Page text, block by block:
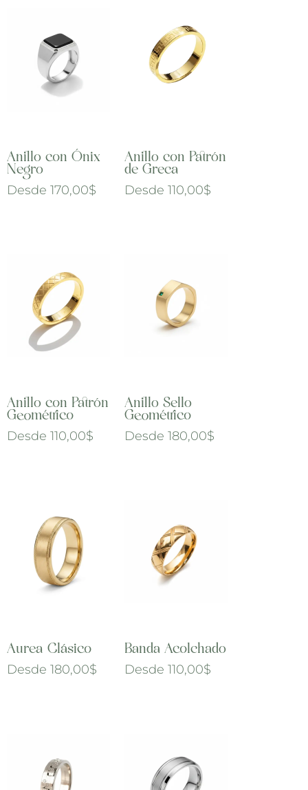
Anillo con Ónix
Negro
Desde 170,00$
Anillo con Patrón
de Greca
Desde 110,00$
Anillo con Patrón
Geométrico
Desde 110,00$
Anillo Sello
Geométrico
Desde 180,00$
Aurea Clásico
Desde 180,00$
Banda Acolchado
Desde 110,00$